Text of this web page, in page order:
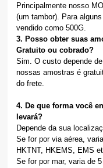
Principalmente nosso
(um tambor). Para
vendido como 500G.
3. Posso obter suas
Gratuito ou cobrado?
Sim. O custo depende
nossas amostras é
do frete.
4. De que forma você
levará?
Depende da sua
Se for por via aérea,
HKTNT, HKEMS, EMS
Se for por mar, varia de 5